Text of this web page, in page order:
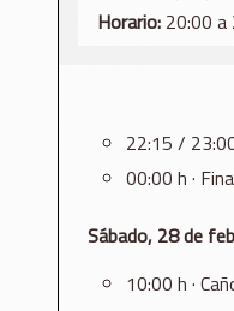
Horario: 20:00 a
22:15 /
00:00 h ·
Sábado, 28 de
10:00 h ·